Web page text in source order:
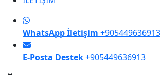
WhatsApp İletişim +905449636913
E-Posta Destek+905449636913